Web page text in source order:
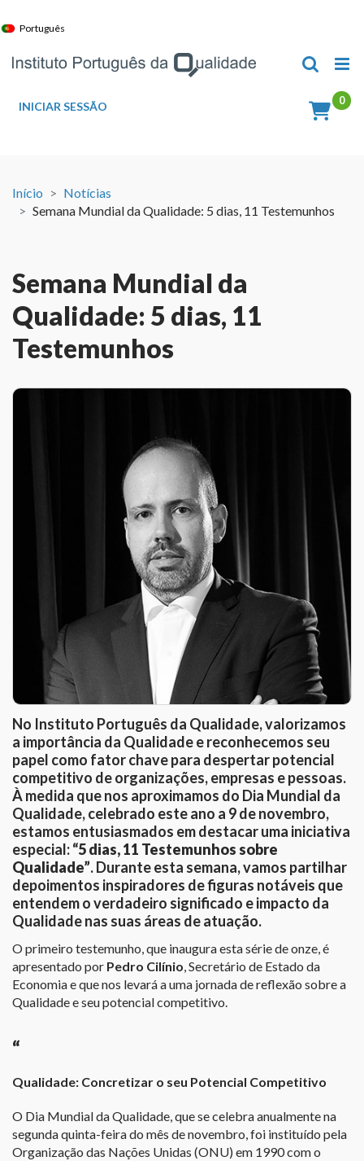
to
Português
INICIAR SESSÃO
Início
Notícias
Semana Mundial da Qualidade: 5 dias, 11 Testemunhos
Semana Mundial da
Qualidade: 5 dias, 11
Testemunhos
No Instituto Português da Qualidade, valorizamos
a importância da Qualidade e reconhecemos seu
papel como fator chave para despertar potencial
competitivo de organizações, empresas e pessoas.
À medida que nos aproximamos do Dia Mundial da
Qualidade, celebrado este ano a 9 de novembro,
estamos entusiasmados em destacar uma iniciativa
especial:“5 dias, 11 Testemunhos sobre
Qualidade”. Durante esta semana, vamos partilhar
depoimentos inspiradores de figuras notáveis que
entendem o verdadeiro significado e impacto da
Qualidade nas suas áreas de atuação.
O primeiro testemunho, que inaugura esta série de onze, é
apresentado por Pedro Cilínio, Secretário de Estado da
Economia e que nos levará a uma jornada de reflexão sobre a
Qualidade e seu potencial competitivo.
“
Qualidade: Concretizar o seu Potencial Competitivo
O Dia Mundial da Qualidade, que se celebra anualmente na
segunda quinta-feira do mês de novembro, foi instituído pela
Organização das Nações Unidas (ONU) em 1990 com o